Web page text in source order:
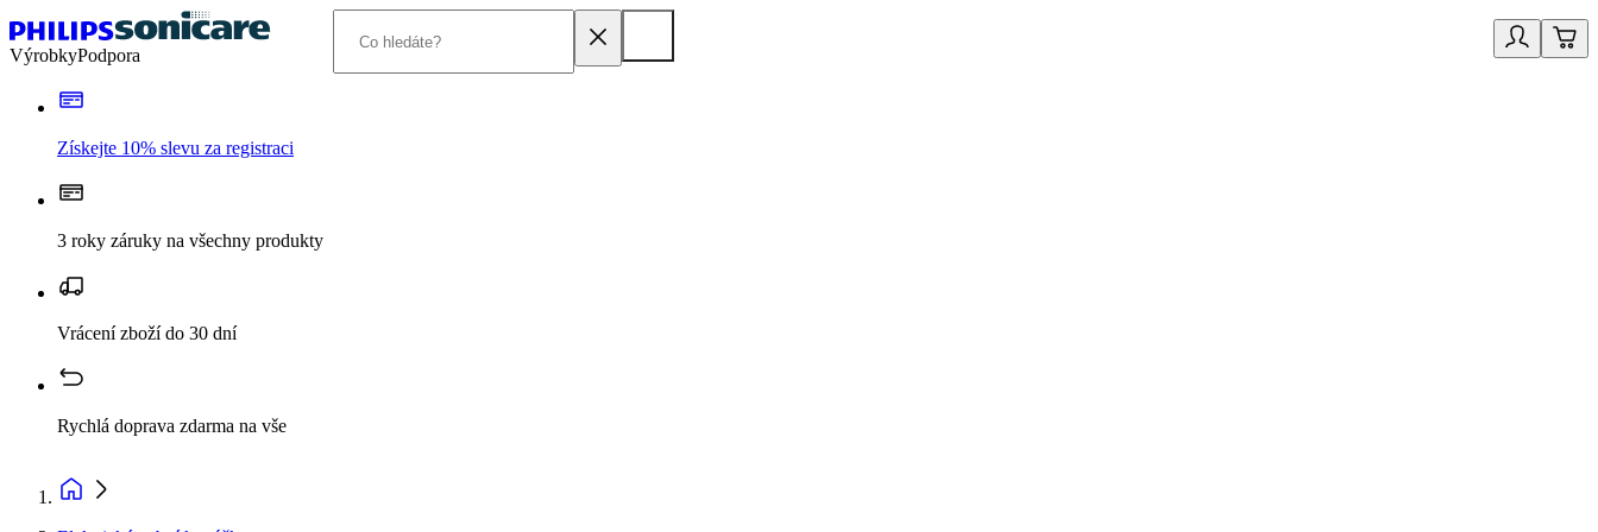
VýrobkyPodpora
Získejte 10% slevu za registraci
3 roky záruky na všechny produkty
Vrácení zboží do 30 dní
Rychlá doprava zdarma na vše